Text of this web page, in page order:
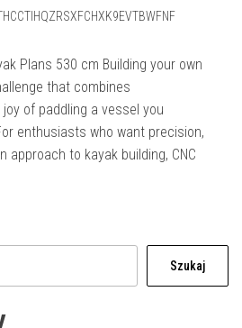
Plans 530 cm Building your own
that combines
of paddling a vessel you
enthusiasts who want precision,
approach to kayak building, CNC
Szukaj